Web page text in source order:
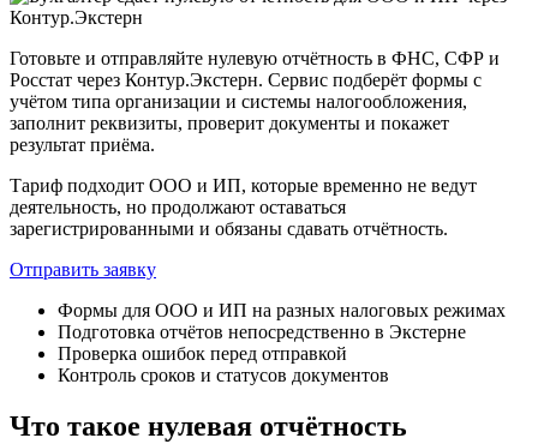
Готовьте и отправляйте нулевую отчётность в ФНС, СФР и
Росстат через Контур.Экстерн. Сервис подберёт формы с
учётом типа организации и системы налогообложения,
заполнит реквизиты, проверит документы и покажет
результат приёма.
Тариф подходит ООО и ИП, которые временно не ведут
деятельность, но продолжают оставаться
зарегистрированными и обязаны сдавать отчётность.
Отправить заявку
Формы для ООО и ИП на разных налоговых режимах
Подготовка отчётов непосредственно в Экстерне
Проверка ошибок перед отправкой
Контроль сроков и статусов документов
Что такое нулевая отчётность